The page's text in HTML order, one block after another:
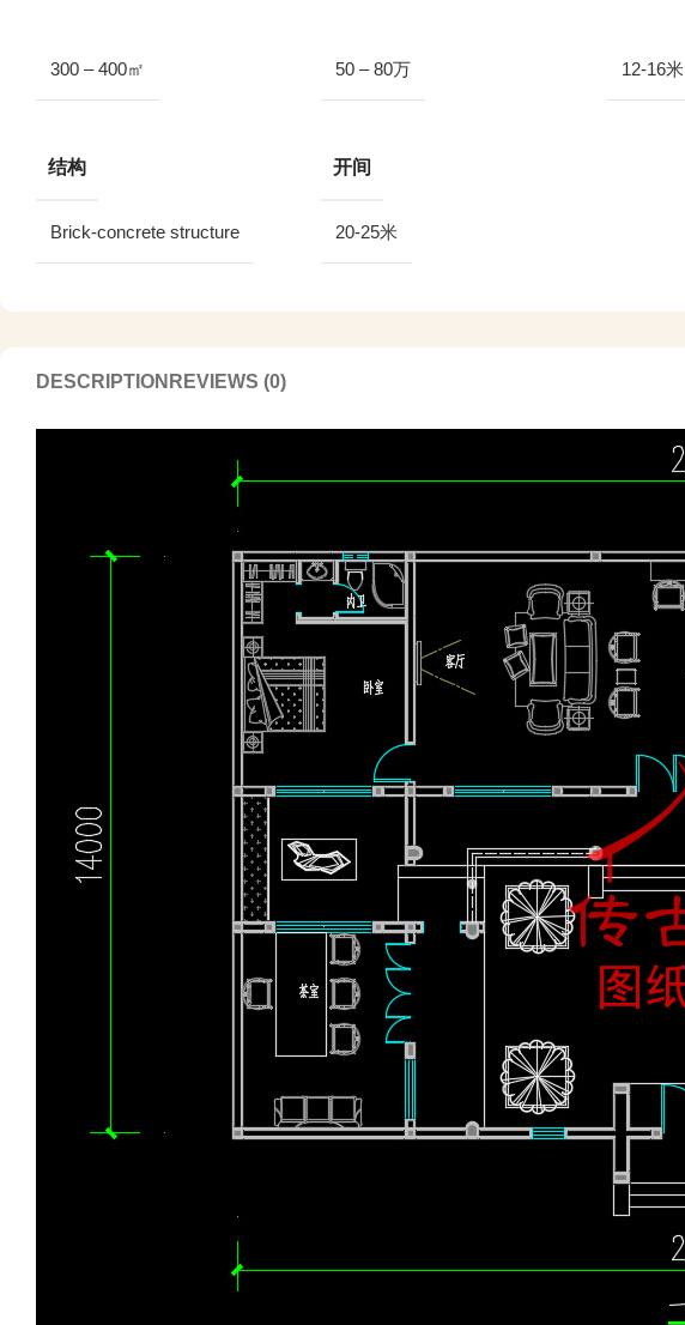
300 – 400㎡ 50 – 80万 12-16米
结构
Brick-concrete structure
开间
20-25米
DESCRIPTION REVIEWS (0)